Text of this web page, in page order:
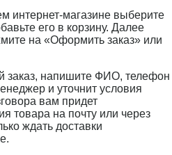
интернет-магазине выберите
его в корзину. Далее
на «Оформить заказ» или
заказ, напишите ФИО, телефон
и уточнит условия
вам придет
товара на почту или через
ждать доставки